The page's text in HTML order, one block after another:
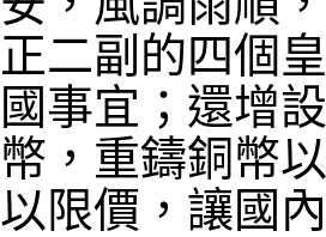
正二副的四個
國事宜；還增
幣，重鑄銅幣
以限價，讓國